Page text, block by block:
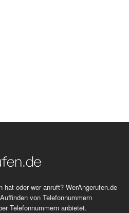
oder wer anruft? WerAngerufen.de
von Telefonnummern
Telefonnummern anbietet.